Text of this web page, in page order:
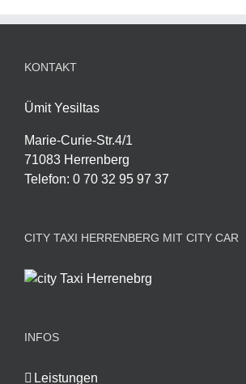
KONTAKT
Ümit Yesiltas
Marie-Curie-Str.4/1
71083 Herrenberg
Telefon: 0 70 32 95 97 37
CITY TAXI HERRENBERG MIT CITY CAR
INFOS
Leistungen